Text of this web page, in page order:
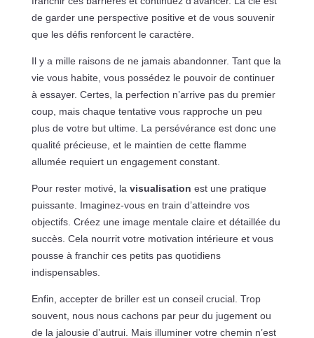
de garder une perspective positive et de vous souvenir
que les défis renforcent le caractère.
Il y a mille raisons de ne jamais abandonner. Tant que la
vie vous habite, vous possédez le pouvoir de continuer
à essayer. Certes, la perfection n’arrive pas du premier
coup, mais chaque tentative vous rapproche un peu
plus de votre but ultime. La persévérance est donc une
qualité précieuse, et le maintien de cette flamme
allumée requiert un engagement constant.
Pour rester motivé, la visualisation est une pratique
puissante. Imaginez-vous en train d’atteindre vos
objectifs. Créez une image mentale claire et détaillée du
succès. Cela nourrit votre motivation intérieure et vous
pousse à franchir ces petits pas quotidiens
indispensables.
Enfin, accepter de briller est un conseil crucial. Trop
souvent, nous nous cachons par peur du jugement ou
de la jalousie d’autrui. Mais illuminer votre chemin n’est